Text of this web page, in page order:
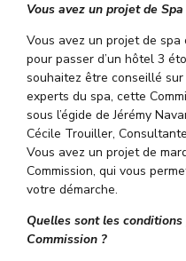
Vous avez un projet de Spa
Vous avez un projet de
pour passer d’un hôtel 3
souhaitez être conseillé
experts du spa, cette
sous l’égide de Jérémy
Cécile Trouiller,
Vous avez un projet de
Commission, qui vous
votre démarche.
Quelles sont les
Commission ?